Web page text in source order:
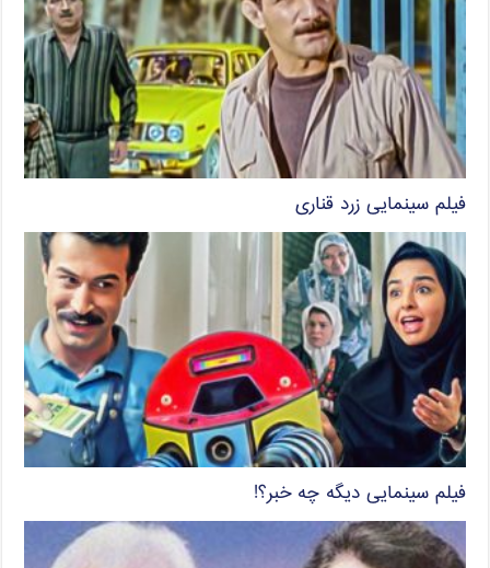
فیلم سینمایی زرد قناری
فیلم سینمایی دیگه چه خبر؟!